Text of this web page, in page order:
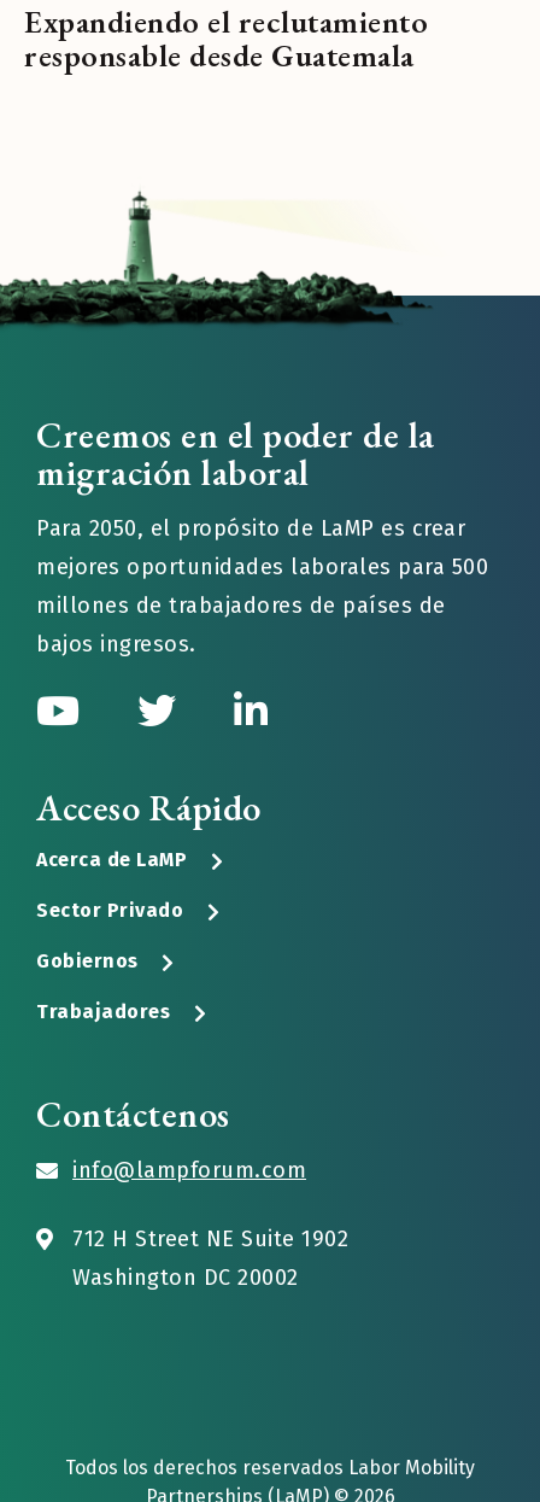
Expandiendo el reclutamiento
responsable desde Guatemala
Creemos en el poder de la
migración laboral
Para 2050, el propósito de LaMP es crear
mejores oportunidades laborales para 500
millones de trabajadores de países de
bajos ingresos.
Acceso Rápido
Acerca de LaMP
Sector Privado
Gobiernos
Trabajadores
Contáctenos
info@lampforum.com
712 H Street NE Suite 1902
Washington DC 20002
Todos los derechos reservados Labor Mobility
Partnerships (LaMP) © 2026